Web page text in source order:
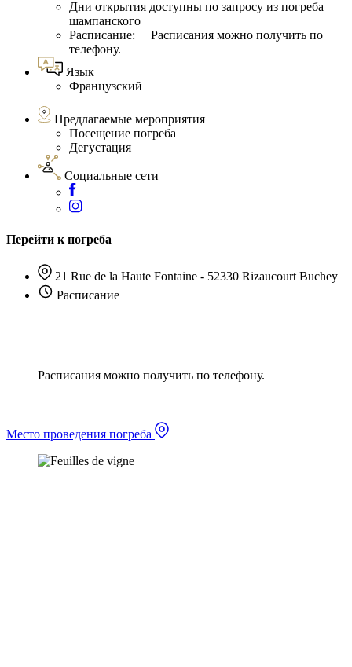
Дни открытия доступны по запросу из погреба
шампанского
Расписание: Расписания можно получить по
телефону.
Язык
Французский
Предлагаемые мероприятия
Посещение погреба
Дегустация
Социальные сети
Перейти к погреба
21 Rue de la Haute Fontaine - 52330 Rizaucourt Buchey
Расписание
Расписания можно получить по телефону.
Место проведения погреба